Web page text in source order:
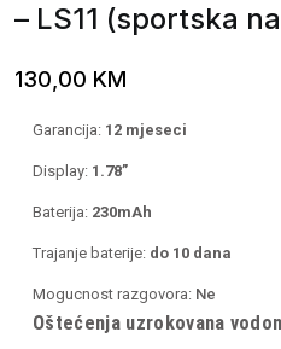
– LS11 (sportska
130,00 KM
Garancija: 12 mjeseci
Display: 1.78”
Baterija: 230mAh
Trajanje baterije: do 10 dana
Mogucnost razgovora: Ne
Oštećenja uzrokovana